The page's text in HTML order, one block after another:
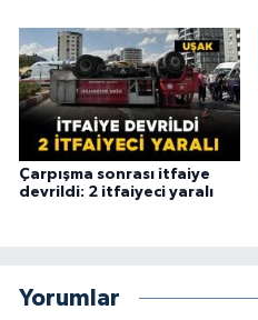
Çarpışma sonrası itfaiye
devrildi: 2 itfaiyeci yaralı
Yorumlar